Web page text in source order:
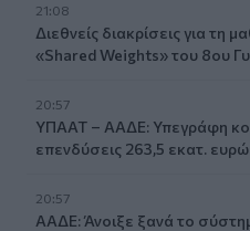
21:08
Διεθνείς διακρίσεις για τη
«Shared Weights» του 8ου
20:57
ΥΠΑΑΤ – ΑΑΔΕ: Υπεγράφη
επενδύσεις 263,5 εκατ. ευρώ
20:57
ΑΑΔΕ: Άνοιξε ξανά το